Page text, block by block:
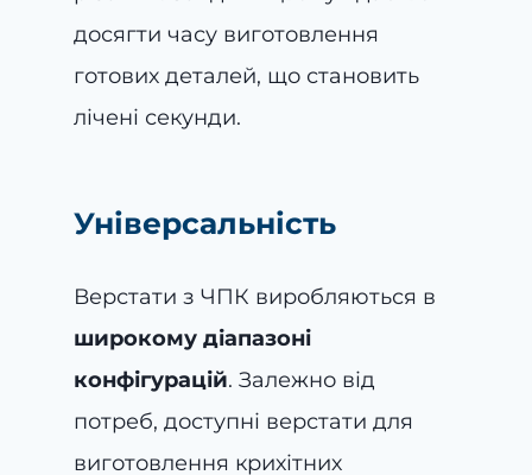
досягти часу виготовлення
готових деталей, що становить
лічені секунди.
Універсальність
Верстати з ЧПК виробляються в
широкому діапазоні
конфігурацій. Залежно від
потреб, доступні верстати для
виготовлення крихітних